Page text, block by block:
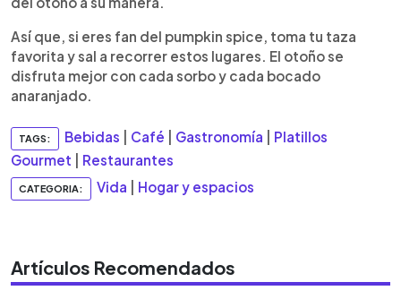
Así que, si eres fan del pumpkin spice, toma tu taza
favorita y sal a recorrer estos lugares. El otoño se
disfruta mejor con cada sorbo y cada bocado
anaranjado.
TAGS: Bebidas Café Gastronomía
Platillos
Gourmet
Restaurantes
CATEGORIA: Vida Hogar y espacios
Artículos Recomendados